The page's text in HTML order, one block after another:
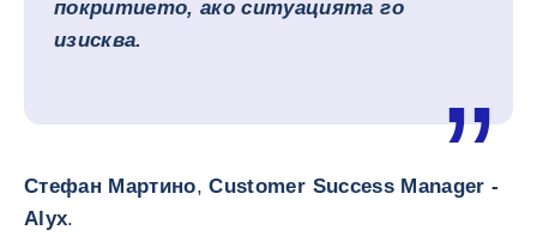
покритието, ако ситуацията го
изисква.
Стефан Мартино,Customer Success Manager -
Alyx.